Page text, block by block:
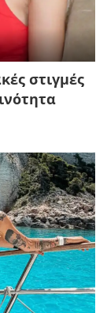
στιγμές